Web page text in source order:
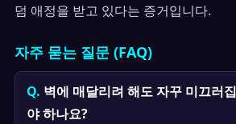
덤 애정을 받고 있다는 증거입니다.
자주 묻는 질문 (FAQ)
벽에 매달리려 해도 자꾸 미끄러
야 하나요?